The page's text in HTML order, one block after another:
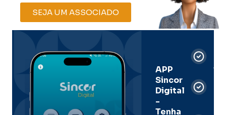
SEJA UM ASSOCIADO
APP
Sincor
Digital
-
Tenha